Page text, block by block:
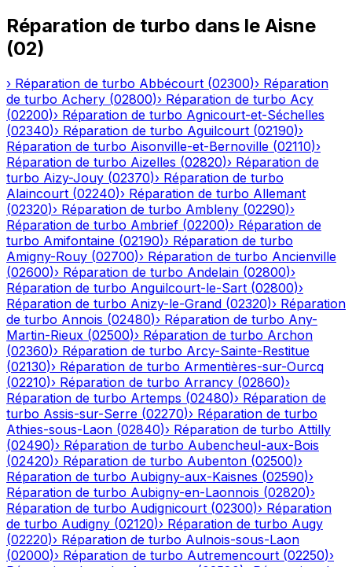
Réparation de turbo dans le Aisne
(02)
› Réparation de turbo Abbécourt (02300)› Réparation
de turbo Achery (02800)› Réparation de turbo Acy
(02200)› Réparation de turbo Agnicourt-et-Séchelles
(02340)› Réparation de turbo Aguilcourt (02190)›
Réparation de turbo Aisonville-et-Bernoville (02110)›
Réparation de turbo Aizelles (02820)› Réparation de
turbo Aizy-Jouy (02370)› Réparation de turbo
Alaincourt (02240)› Réparation de turbo Allemant
(02320)› Réparation de turbo Ambleny (02290)›
Réparation de turbo Ambrief (02200)› Réparation de
turbo Amifontaine (02190)› Réparation de turbo
Amigny-Rouy (02700)› Réparation de turbo Ancienville
(02600)› Réparation de turbo Andelain (02800)›
Réparation de turbo Anguilcourt-le-Sart (02800)›
Réparation de turbo Anizy-le-Grand (02320)› Réparation
de turbo Annois (02480)› Réparation de turbo Any-
Martin-Rieux (02500)› Réparation de turbo Archon
(02360)› Réparation de turbo Arcy-Sainte-Restitue
(02130)› Réparation de turbo Armentières-sur-Ourcq
(02210)› Réparation de turbo Arrancy (02860)›
Réparation de turbo Artemps (02480)› Réparation de
turbo Assis-sur-Serre (02270)› Réparation de turbo
Athies-sous-Laon (02840)› Réparation de turbo Attilly
(02490)› Réparation de turbo Aubencheul-aux-Bois
(02420)› Réparation de turbo Aubenton (02500)›
Réparation de turbo Aubigny-aux-Kaisnes (02590)›
Réparation de turbo Aubigny-en-Laonnois (02820)›
Réparation de turbo Audignicourt (02300)› Réparation
de turbo Audigny (02120)› Réparation de turbo Augy
(02220)› Réparation de turbo Aulnois-sous-Laon
(02000)› Réparation de turbo Autremencourt (02250)›